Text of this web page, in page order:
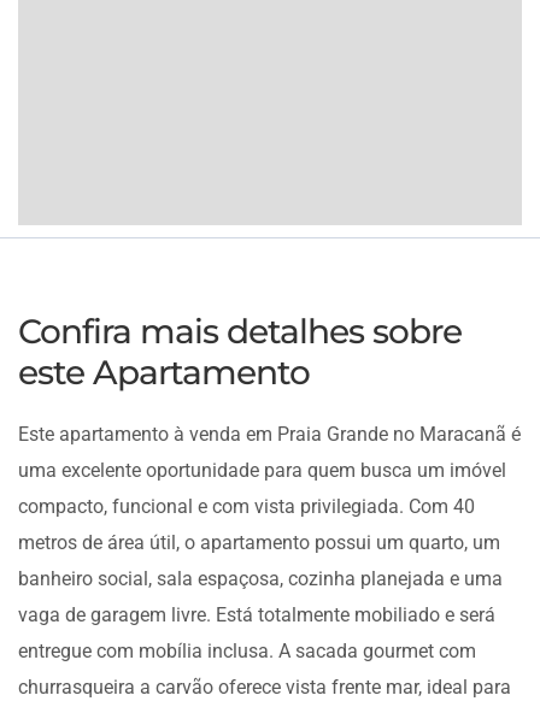
Confira mais detalhes sobre
este Apartamento
Este apartamento à venda em Praia Grande no Maracanã é
uma excelente oportunidade para quem busca um imóvel
compacto, funcional e com vista privilegiada. Com 40
metros de área útil, o apartamento possui um quarto, um
banheiro social, sala espaçosa, cozinha planejada e uma
vaga de garagem livre. Está totalmente mobiliado e será
entregue com mobília inclusa. A sacada gourmet com
churrasqueira a carvão oferece vista frente mar, ideal para